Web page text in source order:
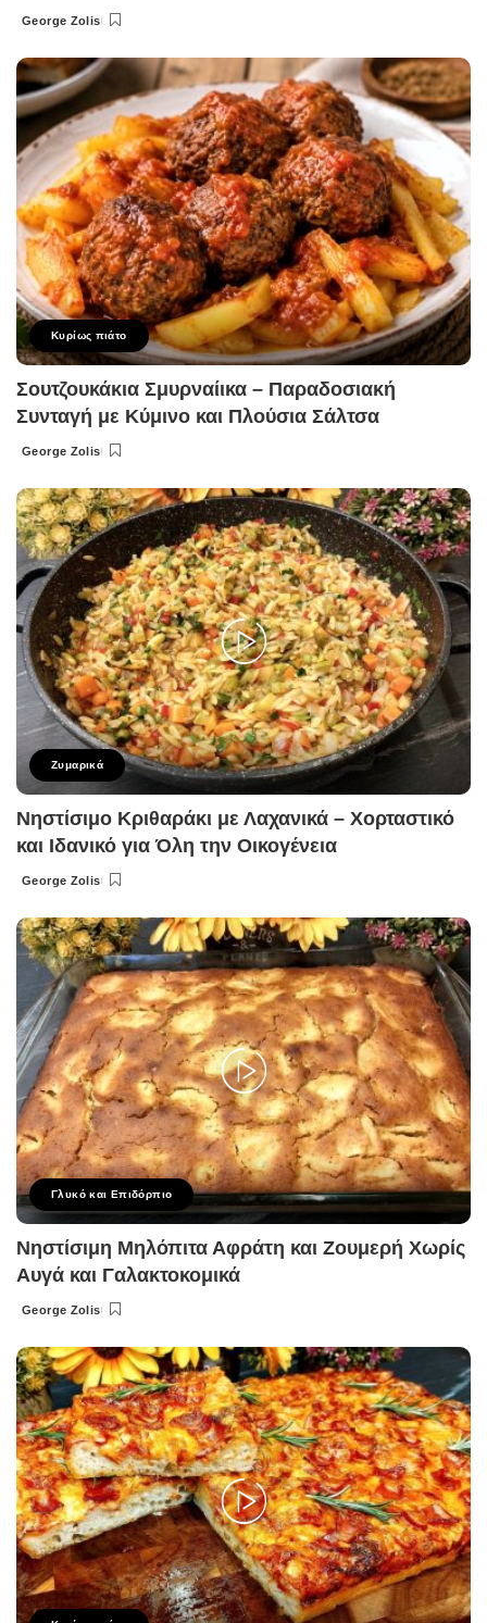
Posted
George Zolis
Κυρίως πιάτο
Σουτζουκάκια Σμυρναίικα – Παραδοσιακή
Συνταγή με Κύμινο και Πλούσια Σάλτσα
Posted
George Zolis
Ζυμαρικά
Νηστίσιμο Κριθαράκι με Λαχανικά – Χορταστικό
και Ιδανικό για Όλη την Οικογένεια
Posted
George Zolis
Γλυκό και Επιδόρπιο
Νηστίσιμη Μηλόπιτα Αφράτη και Ζουμερή Χωρίς
Αυγά και Γαλακτοκομικά
Posted
George Zolis